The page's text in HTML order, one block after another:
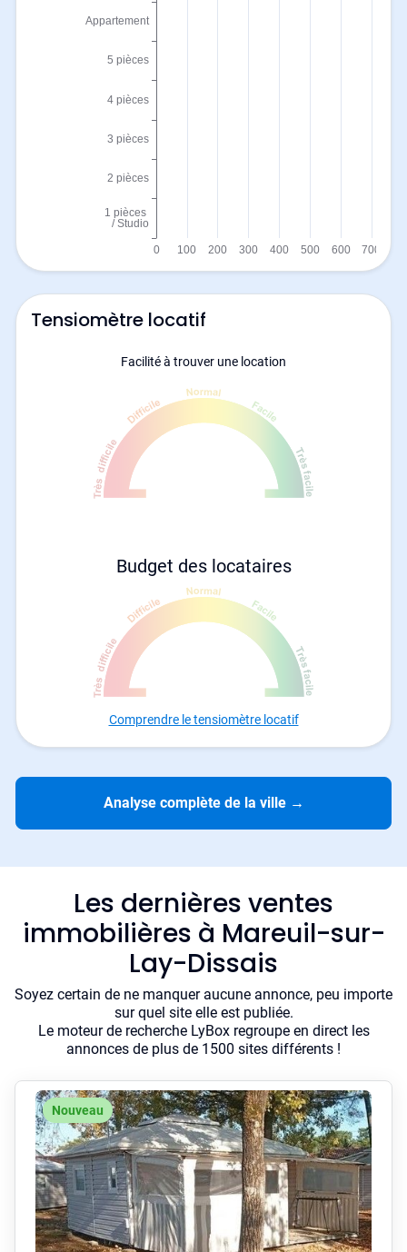
Tensiomètre locatif
Facilité à trouver une location
Budget des locataires
Comprendre le tensiomètre locatif
Analyse complète de la ville →
Les dernières ventes
immobilières à Mareuil-sur-
Lay-Dissais
Soyez certain de ne manquer aucune annonce, peu importe
sur quel site elle est publiée.
Le moteur de recherche LyBox regroupe en direct les
annonces de plus de 1500 sites différents !
Nouveau